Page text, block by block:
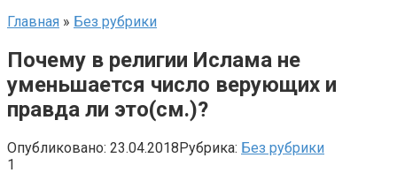
Главная » Без рубрики
Почему в религии Ислама не
уменьшается число верующих и
правда ли это(см.)?
Опубликовано: 23.04.2018Рубрика: Без рубрики
1